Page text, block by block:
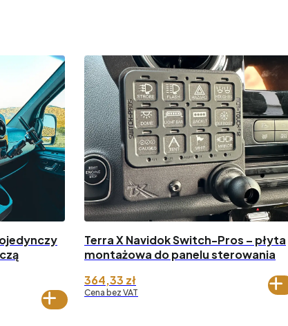
Terra X Navidok Switch-Pros – płyta
montażowa do panelu sterowania
364,33 zł
Cena bez VAT